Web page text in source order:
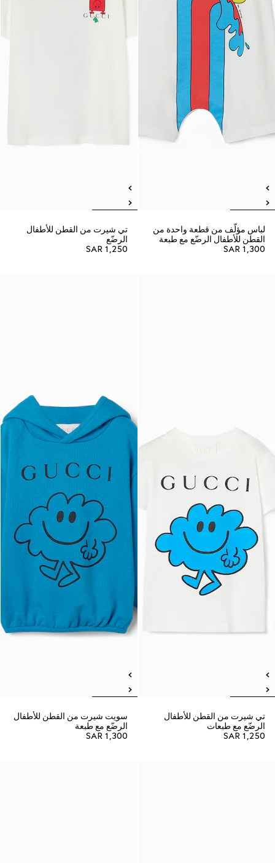
لباس مؤلّف من قطعة واحدة من
القطن للأطفال الرضّع مع طبعة
SAR 1,300
تي شيرت من القطن للأطفال
الرضّع
SAR 1,250
تي شيرت من القطن للأطفال
الرضّع مع طبعات
SAR 1,250
سويت شيرت من القطن للأطفال
الرضّع مع طبعة
SAR 1,300